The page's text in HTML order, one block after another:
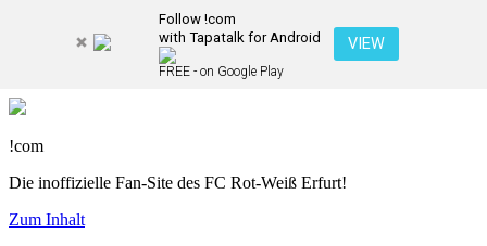
Follow !com
with Tapatalk for Android
FREE - on Google Play
VIEW
!com
Die inoffizielle Fan-Site des FC Rot-Weiß Erfurt!
Zum Inhalt